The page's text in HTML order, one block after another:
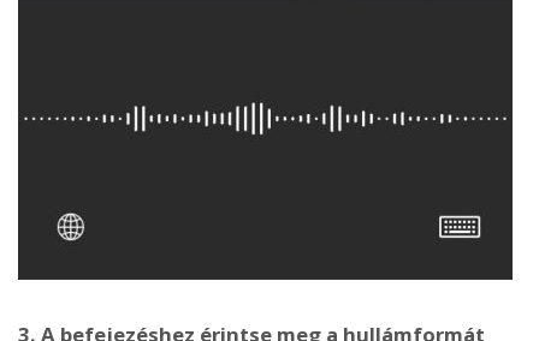
3. A befejezéshez érintse meg a hullámformát